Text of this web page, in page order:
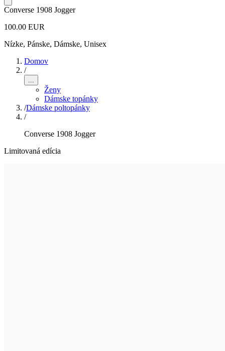
Converse 1908 Jogger
100.00 EUR
Nízke, Pánske, Dámske, Unisex
Domov
/
...
Ženy
Dámske topánky
/Dámske poltopánky
/
Converse 1908 Jogger
Limitovaná edícia